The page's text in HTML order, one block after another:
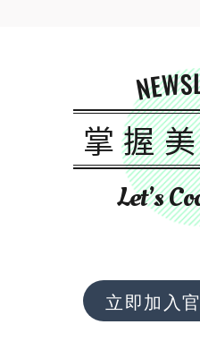
掌握
Let’s
立即加入